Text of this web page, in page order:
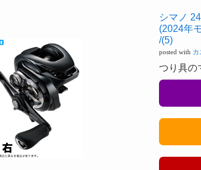
シマノ
(2024年
/(5)
posted with カ
つり具の